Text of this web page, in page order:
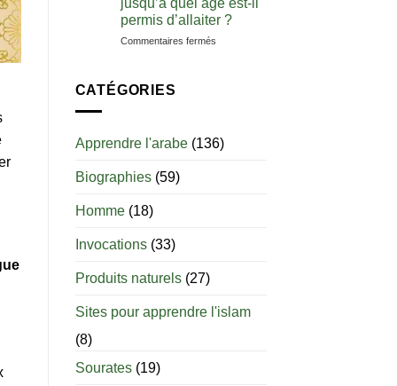
zamzam
permis d’allaiter ?
Commentaires ferméssur
:
CATÉGORIES
Apprendre l'arabe(136)
Biographies(59)
Homme(18)
Invocations(33)
Produits naturels(27)
Sites pour apprendre l'islam
(8)
Sourates(19)